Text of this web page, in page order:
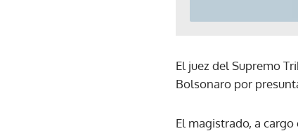
El juez del Supremo
Bolsonaro por
El magistrado, a